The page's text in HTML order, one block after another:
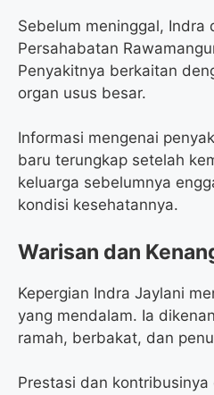
Sebelum meninggal, Indra
Persahabatan
Penyakitnya berkaitan
organ usus besar.
Informasi mengenai
baru terungkap setelah
keluarga sebelumnya
kondisi kesehatannya.
Warisan dan
Kepergian Indra Jaylani
yang mendalam. Ia
ramah, berbakat, dan
Prestasi dan